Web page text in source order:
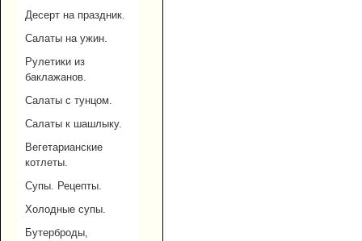
Десерт на праздник.
Салаты на ужин.
Рулетики из
баклажанов.
Салаты с тунцом.
Салаты к шашлыку.
Вегетарианские
котлеты.
Супы. Рецепты.
Холодные супы.
Бутерброды,